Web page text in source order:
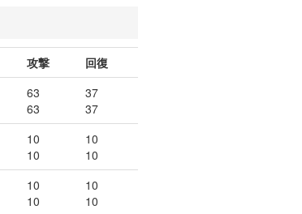
攻撃
回復
63
63
37
37
10
10
10
10
10
10
10
10